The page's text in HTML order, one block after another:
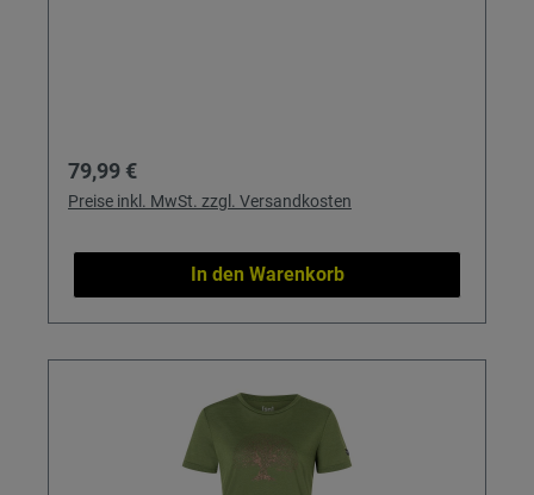
Regulärer Preis:
79,99 €
Preise inkl. MwSt. zzgl. Versandkosten
In den Warenkorb